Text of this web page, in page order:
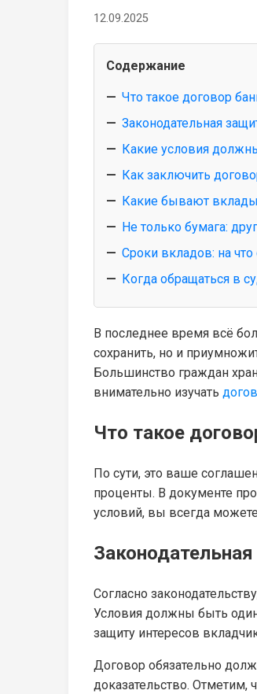
12.09.2025
Содержание
Что такое договор
Законодательная
Какие условия
Как заключить
Какие бывают
Не только бумага:
Сроки вкладов: на
Когда обращаться в
В последнее время всё
сохранить, но и
Большинство граждан
внимательно изучать
Что такое
По сути, это ваше
проценты. В документе
условий, вы всегда
Согласно
Условия должны быть
защиту интересов
Договор обязательно
доказательство.